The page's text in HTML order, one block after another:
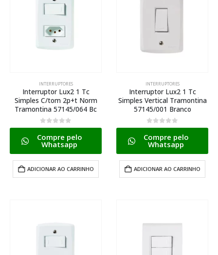
INTERRUPTORES
Interruptor Lux2 1 Tc
Simples C/tom 2p+t Norm
Tramontina 57145/064 Bc
0de 5
Compre pelo
Whatsapp
ADICIONAR AO CARRINHO
INTERRUPTORES
Interruptor Lux2 1 Tc
Simples Vertical Tramontina
57145/001 Branco
0de 5
Compre pelo
Whatsapp
ADICIONAR AO CARRINHO